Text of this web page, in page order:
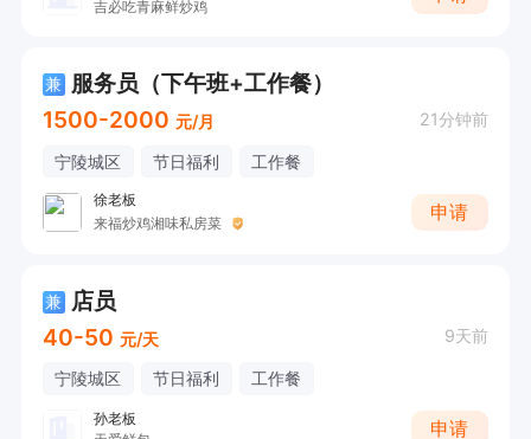
吉必吃青麻鲜炒鸡
兼 服务员（下午班+工作餐）
1500-2000 元/月 21分钟前
宁陵城区 节日福利 工作餐
徐老板
来福炒鸡湘味私房菜
申请
兼 店员
40-50 元/天 9天前
宁陵城区 节日福利 工作餐
孙老板
申请